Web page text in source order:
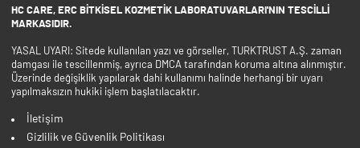
HC CARE, ERC BITKISEL KOZMETIK LABORATUVARLARI'NIN TESCILLI
MARKASIDIR.
YASAL UYARI: Sitede kullanılan yazı ve görseller, TURKTRUST A.Ş. zaman
damgası ile tescillenmiş, ayrıca DMCA tarafından koruma altına alınmıştır.
Üzerinde değişiklik yapılarak dahi kullanımı halinde herhangi bir uyarı
yapılmaksızın hukiki işlem başlatılacaktır.
İletişim
Gizlilik ve Güvenlik Politikası